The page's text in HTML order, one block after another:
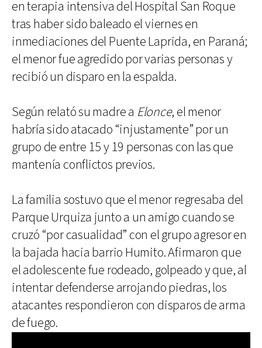
en terapia intensiva del Hospital San Roque
tras haber sido baleado el viernes en
inmediaciones del Puente Laprida, en Paraná;
el menor fue agredido por varias personas y
recibió un disparo en la espalda.
Según relató su madre a Elonce, el menor
habría sido atacado “injustamente” por un
grupo de entre 15 y 19 personas con las que
mantenía conflictos previos.
La familia sostuvo que el menor regresaba del
Parque Urquiza junto a un amigo cuando se
cruzó “por casualidad” con el grupo agresor en
la bajada hacia barrio Humito. Afirmaron que
el adolescente fue rodeado, golpeado y que, al
intentar defenderse arrojando piedras, los
atacantes respondieron con disparos de arma
de fuego.